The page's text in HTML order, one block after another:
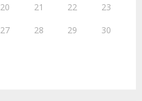
20 21 22
23
27 28 29
30